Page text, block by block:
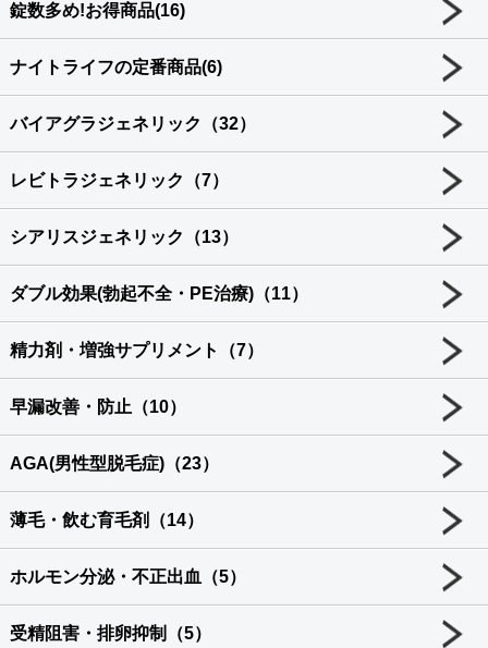
錠数多め!お得商品(16)
ナイトライフの定番商品(6)
バイアグラジェネリック（32）
レビトラジェネリック（7）
シアリスジェネリック（13）
ダブル効果(勃起不全・PE治療)（11）
精力剤・増強サプリメント（7）
早漏改善・防止（10）
AGA(男性型脱毛症)（23）
薄毛・飲む育毛剤（14）
ホルモン分泌・不正出血（5）
受精阻害・排卵抑制（5）